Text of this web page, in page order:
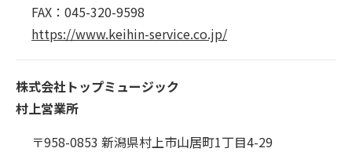
FAX：045-320-9598
https://www.keihin-service.co.jp/
株式会社トップミュージック
村上営業所
〒958-0853 新潟県村上市山居町1丁目4-29